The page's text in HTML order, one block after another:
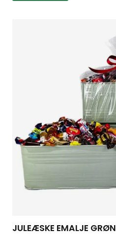
JULEÆSKE EMALJE GRØN